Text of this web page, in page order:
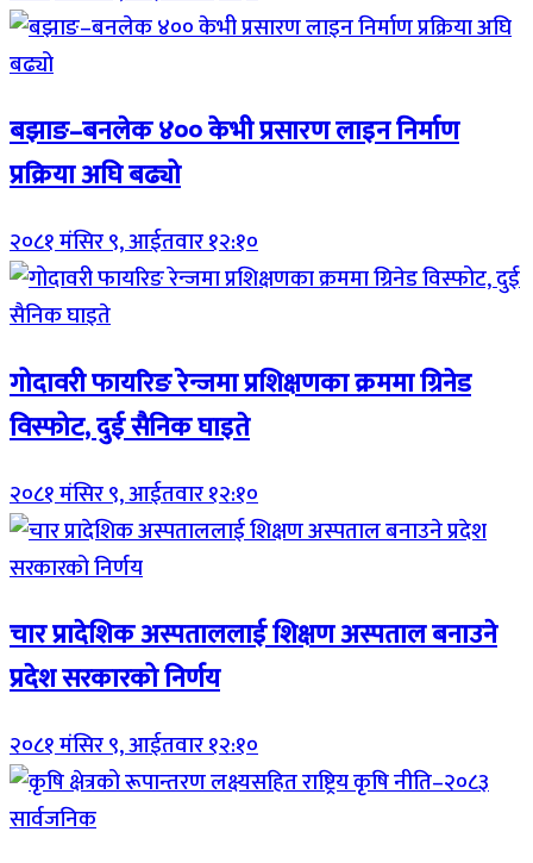
बझाङ–बनलेक ४०० केभी प्रसारण लाइन निर्माण
प्रक्रिया अघि बढ्यो
२०८१ मंसिर ९, आईतवार १२:१०
गोदावरी फायरिङ रेन्जमा प्रशिक्षणका क्रममा ग्रिनेड
विस्फोट, दुई सैनिक घाइते
२०८१ मंसिर ९, आईतवार १२:१०
चार प्रादेशिक अस्पताललाई शिक्षण अस्पताल बनाउने
प्रदेश सरकारको निर्णय
२०८१ मंसिर ९, आईतवार १२:१०